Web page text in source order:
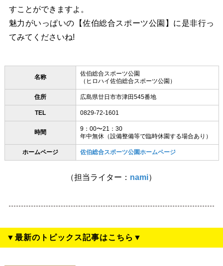
すことができますよ。
魅力がいっぱいの【佐伯総合スポーツ公園】に是非行っ
てみてくださいね!
名称
佐伯総合スポーツ公園
（ヒロハイ佐伯総合スポーツ公園）
住所 広島県廿日市市津田545番地
TEL 0829-72-1601
時間
9：00〜21：30
年中無休（設備整備等で臨時休園する場合あり）
ホームページ 佐伯総合スポーツ公園ホームページ
（担当ライター： nami）
▼最新のトピックス記事はこちら▼